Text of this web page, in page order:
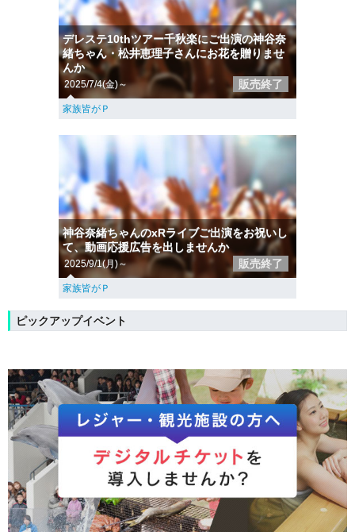
デレステ10thツアー千秋楽にご出演の神谷奈
緒ちゃん・松井恵理子さんにお花を贈りませ
んか
2025/7/4(金)～ 販売終了
家族皆がＰ
神谷奈緒ちゃんのxRライブご出演をお祝いし
て、動画応援広告を出しませんか
2025/9/1(月)～ 販売終了
家族皆がＰ
ピックアップイベント